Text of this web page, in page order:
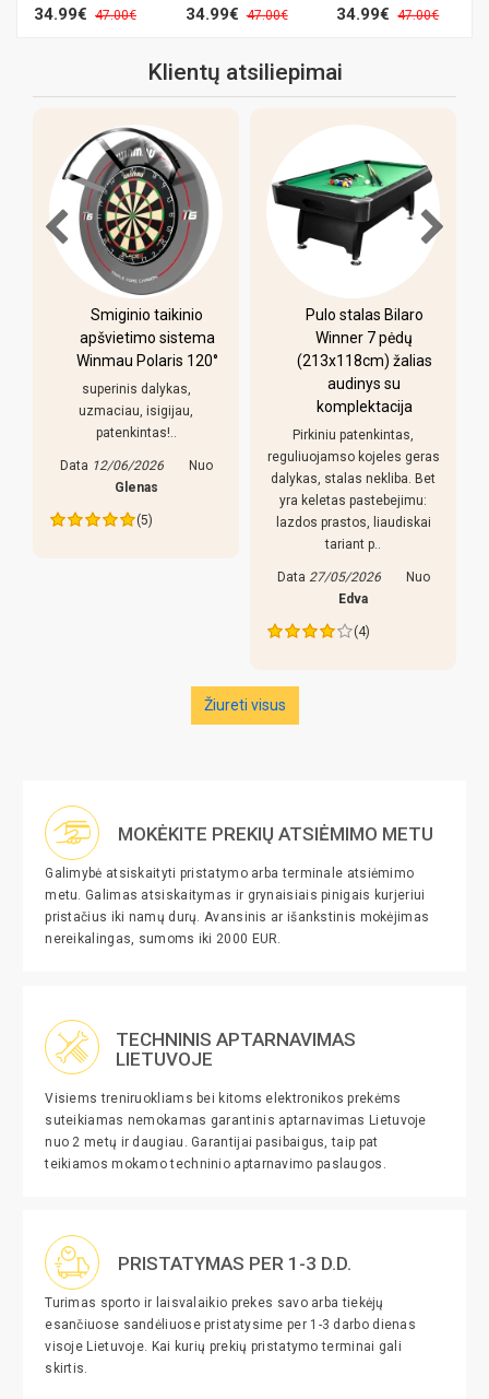
34.99€ 47.00€ 34.99€ 47.00€ 34.99€ 47.00€
Klientų atsiliepimai
Pulo stalas Bilaro
Winner 7 pėdų
(213x118cm) žalias
audinys su
komplektacija
Pirkiniu patenkintas,
reguliuojamso kojeles geras
dalykas, stalas nekliba. Bet
lazdos prastos, liaudiskai
Mobilus krepšinio
stovas Bilaro Denver
110x70cm, 150L
Kaip uz tokia kaina stebuklu
nesitikejau, pats padas ir
konstrukcija atrodo
neblogai, 150 l pado sociai,
jei su smeliu, lenta
nenustebino, a..
Data08/06/2026
Nuo
Vidmantas
(3)
Žiureti visus
MOKĖKITE PREKIŲ ATSIĖMIMO METU
Galimybė atsiskaityti pristatymo arba terminale atsiėmimo
metu. Galimas atsiskaitymas ir grynaisiais pinigais kurjeriui
pristačius iki namų durų. Avansinis ar išankstinis mokėjimas
nereikalingas, sumoms iki 2000 EUR.
TECHNINIS APTARNAVIMAS
LIETUVOJE
Visiems treniruokliams bei kitoms elektronikos prekėms
suteikiamas nemokamas garantinis aptarnavimas Lietuvoje
nuo 2 metų ir daugiau. Garantijai pasibaigus, taip pat
teikiamos mokamo techninio aptarnavimo paslaugos.
PRISTATYMAS PER 1-3 D.D.
Turimas sporto ir laisvalaikio prekes savo arba tiekėjų
esančiuose sandėliuose pristatysime per 1-3 darbo dienas
visoje Lietuvoje. Kai kurių prekių pristatymo terminai gali
skirtis.